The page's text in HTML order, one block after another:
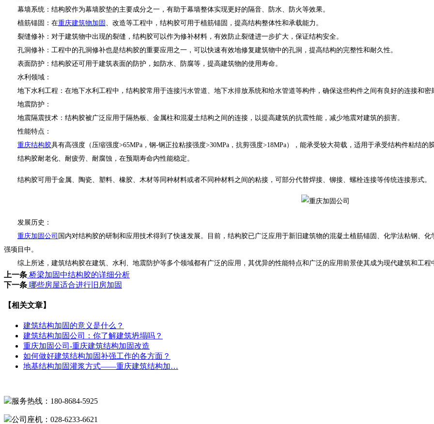
幕墙系统：结构胶作为幕墙胶垫的主要成分之一，有助于幕墙整体实现更好的隔音、防水、防火等效果。
植筋锚固：在重庆建筑物加固
、改造等工程中，结构胶可用于植筋锚固，提高结构整体性和承载能力。
裂缝修补：对于建筑物中出现的裂缝，结构胶可以作为修补材料，有效防止裂缝进一步扩大，保证结构安全。
孔洞修补：工程中的孔洞修补也是结构胶的重要应用之一，可以快速有效地修复建筑物中的孔洞，提高结构的完整性和耐久性。
表面防护：结构胶还可用于建筑表面的防护，如防水、防腐等，提高建筑物的使用寿命。
水利领域：
地下水利工程：在地下水利工程中，结构胶常用于连接污水管道、地下水排放系统和给水管道等构件，确保这些构件之间有良好的连接和密
地震防护：
地震隔震技术：结构胶被广泛应用于隔热板、金属柱和混凝土结构之间的连接，以提高建筑的抗震性能，减少地震对建筑的损害。
性能特点：
重庆结构胶具有高强度（压缩强度>65MPa，钢-钢正拉粘接强度>30MPa，抗剪强度>18MPa），能承受较大荷载，适用于承受结构件粘结的胶
结构胶耐老化、耐疲劳、耐腐蚀，在预期寿命内性能稳定。
结构胶可用于金属、陶瓷、塑料、橡胶、木材等同种材料或者不同种材料之间的粘接，可部分代替焊接、铆接、螺栓连接等传统连接形式。
发展历史：
重庆加固公司 国内对结构胶的研制和应用技术得到了快速发展。目前，结构胶已广泛应用于新旧建筑物的混凝土植筋锚固、化学法粘钢、
强项目中。
综上所述，建筑结构胶在建筑、水利、地震防护等多个领域都有广泛的应用，其优异的性能特点和广泛的应用前景使其成为现代建筑和工程
上一条 桥梁加固中结构胶的详细分析
下一条 哪些房屋适合进行旧房加固
【相关文章】
建筑结构加固的意义是什么？
建筑结构加固公司：你了解建筑坍塌吗？
重庆加固公司-重庆建筑结构加固改造
如何做好建筑结构加固补强工作的各方面？
地基结构加固灌浆方式——重庆建筑结构加…
服务热线：180-8684-5925
公司座机：028-6233-6621